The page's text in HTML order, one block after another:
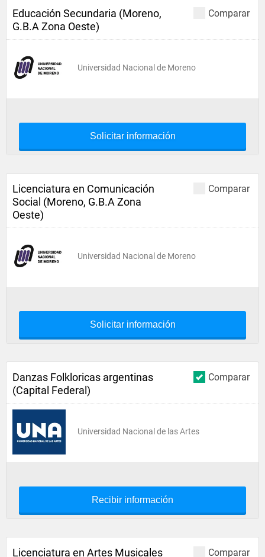
Comparar
Educación Secundaria (Moreno,
G.B.A Zona Oeste)
Universidad Nacional de Moreno
Solicitar información
Comparar
Licenciatura en Comunicación
Social (Moreno, G.B.A Zona
Oeste)
Universidad Nacional de Moreno
Solicitar información
Comparar
Danzas Folkloricas argentinas
(Capital Federal)
Universidad Nacional de las Artes
Recibir información
Comparar
Licenciatura en Artes Musicales